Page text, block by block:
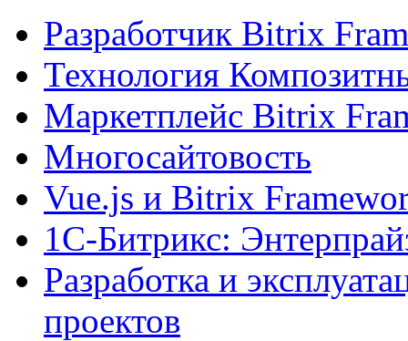
Разработчик Bitrix
Технология
Маркетплейс Bitrix
Многосайтовость
Vue.js и Bitrix
1С-Битрикс:
Разработка и
проектов